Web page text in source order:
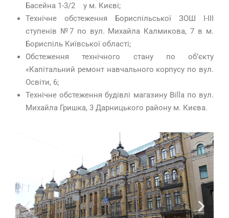
Басейна 1-3/2 у м. Києві;
Технічне обстеження Бориспільської ЗОШ І-ІІІ
ступенів №7 по вул. Михайла Калмикова, 7 в м.
Бориспіль Київської області;
Обстеження технічного стану по об’єкту
«Капітальний ремонт навчального корпусу по вул.
Освіти, 6;
Технічне обстеження будівлі магазину Billa по вул.
Михайла Гришка, 3 Дарницького району м. Києва.